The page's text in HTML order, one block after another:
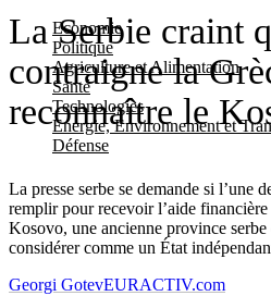
Economie
Politique
Agriculture et Alimentation
Santé
Technologies
Energie, Environnement et
Défense
La Serbie craint
contraigne la
reconnaître le
La presse serbe se demande si l’une
remplir pour recevoir l’aide
Kosovo, une ancienne province
considérer comme un État
Georgi GotevEURACTIV.com